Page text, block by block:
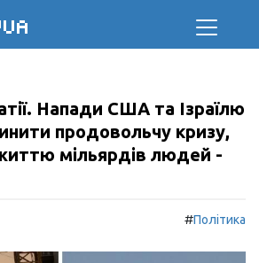
Напади США та Ізраїлю
продовольчу кризу,
мільярдів людей -
#Політика